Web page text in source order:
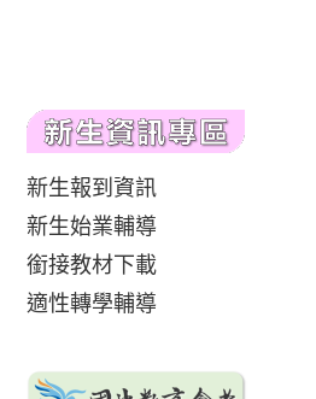
新生報到資訊
新生始業輔導
銜接教材下載
適性轉學輔導